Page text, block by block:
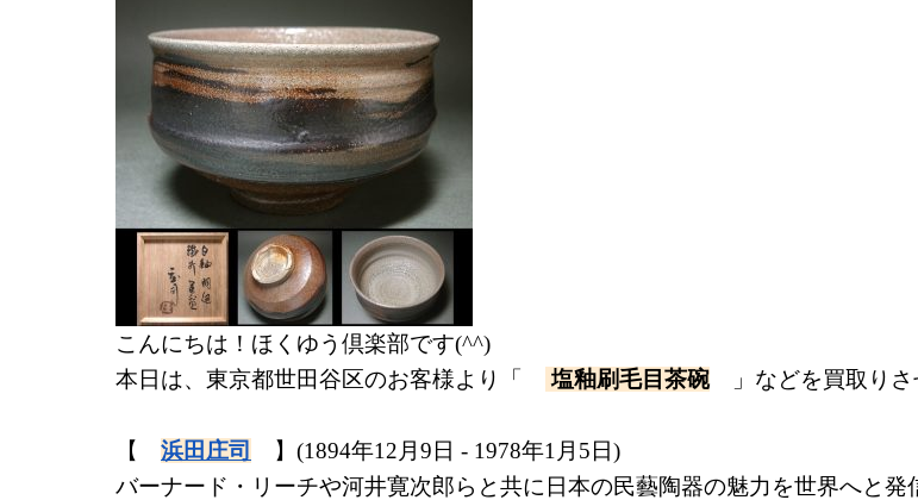
こんにちは！ほくゆう倶楽部です(^^)
本日は、東京都世田谷区のお客様より「
塩釉刷毛目茶碗 」などを買取りさ
【 浜田庄司
】(1894年12月9日 - 1978年1月5日)
バーナード・リーチや河井寛次郎らと共に日本の民藝陶器の魅力を世界へと